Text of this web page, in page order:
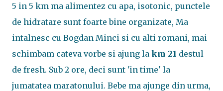
5 in 5 km ma alimentez cu apa, isotonic, punctele
de hidratare sunt foarte bine organizate, Ma
intalnesc cu Bogdan Minci si cu alti romani, mai
schimbam cateva vorbe si ajung la km 21 destul
de fresh. Sub 2 ore, deci sunt 'in time' la
jumatatea maratonului. Bebe ma ajunge din urma,